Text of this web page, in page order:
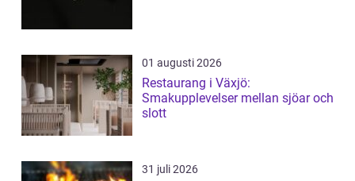
01 augusti 2026
Restaurang i Växjö:
Smakupplevelser mellan sjöar och
slott
31 juli 2026